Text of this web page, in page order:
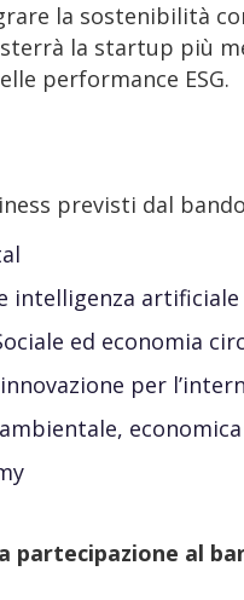
la sostenibilità
la startup più
performance ESG.
previsti dal
intelligenza artificiale
ed economia
per
economica
partecipazione al